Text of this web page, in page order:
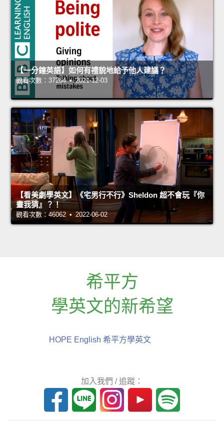
【一分鐘英語】如何有禮貌地給予他人建議？
觀看次數：37264 • 2021-12-03
【看美劇學英文】《宅男行不行》Sheldon 超不會玩『你
畫我猜』？！
觀看次數：46062 • 2022-06-02
希平方
學英文的新希望
HOPE English 希平方學英文
加入我們 / 追蹤：